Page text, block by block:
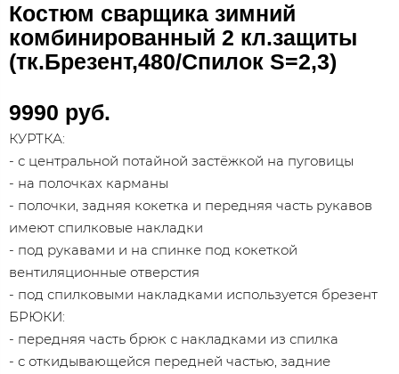
Костюм сварщика зимний
комбинированный 2 кл.защиты
(тк.Брезент,480/Спилок S=2,3)
9990 руб.
КУРТКА:
- с центральной потайной застёжкой на пуговицы
- на полочках карманы
- полочки, задняя кокетка и передняя часть рукавов
имеют спилковые накладки
- под рукавами и на спинке под кокеткой
вентиляционные отверстия
- под спилковыми накладками используется брезент
БРЮКИ:
- передняя часть брюк с накладками из спилка
- с откидывающейся передней частью, задние